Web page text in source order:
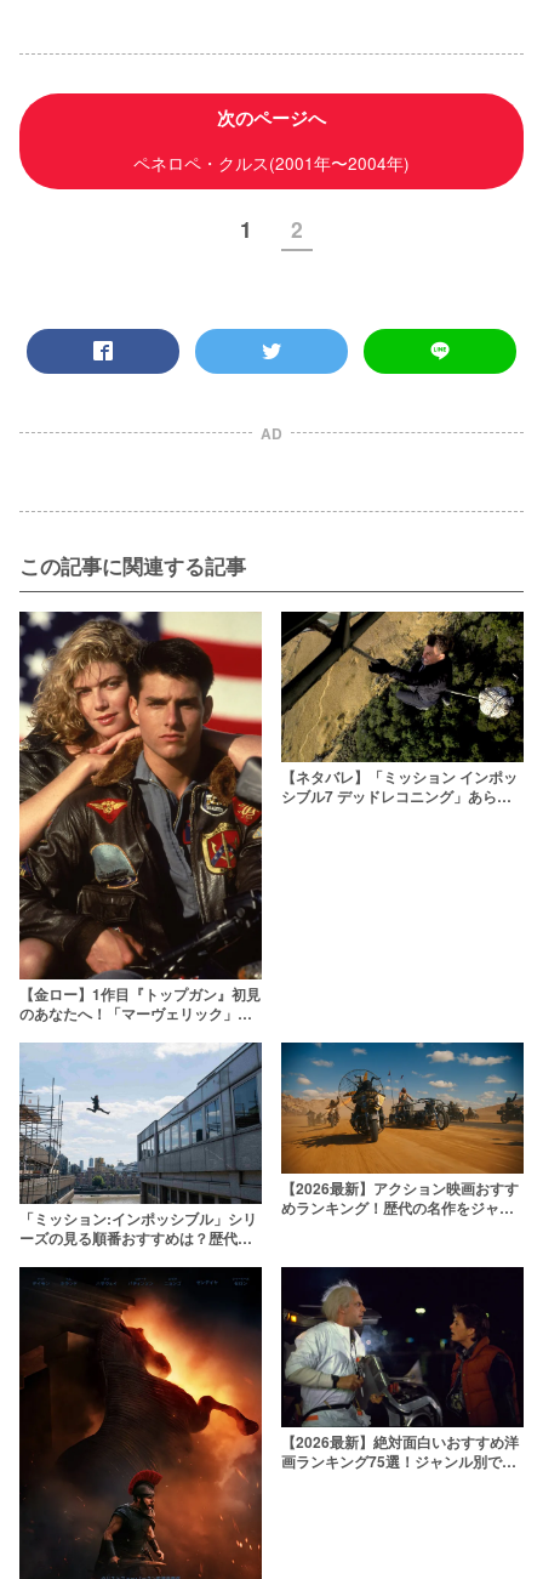
次のページへ
ペネロペ・クルス(2001年〜2004年)
1 2
AD
この記事に関連する記事
【金ロー】1作目『トップガン』初見
のあなたへ！「マーヴェリック」が
【ネタバレ】「ミッション インポッ
シブル7 デッドレコニング」あらす
「ミッション:インポッシブル」シリ
ーズの見る順番おすすめは？歴代全7
見どころを解説【2025年最新作公
【2026最新】アクション映画おすす
めランキング！歴代の名作をジャン
【2026最新】絶対面白いおすすめ洋
画ランキング75選！ジャンル別で不